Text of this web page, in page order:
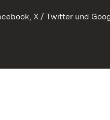
X / Twitter und